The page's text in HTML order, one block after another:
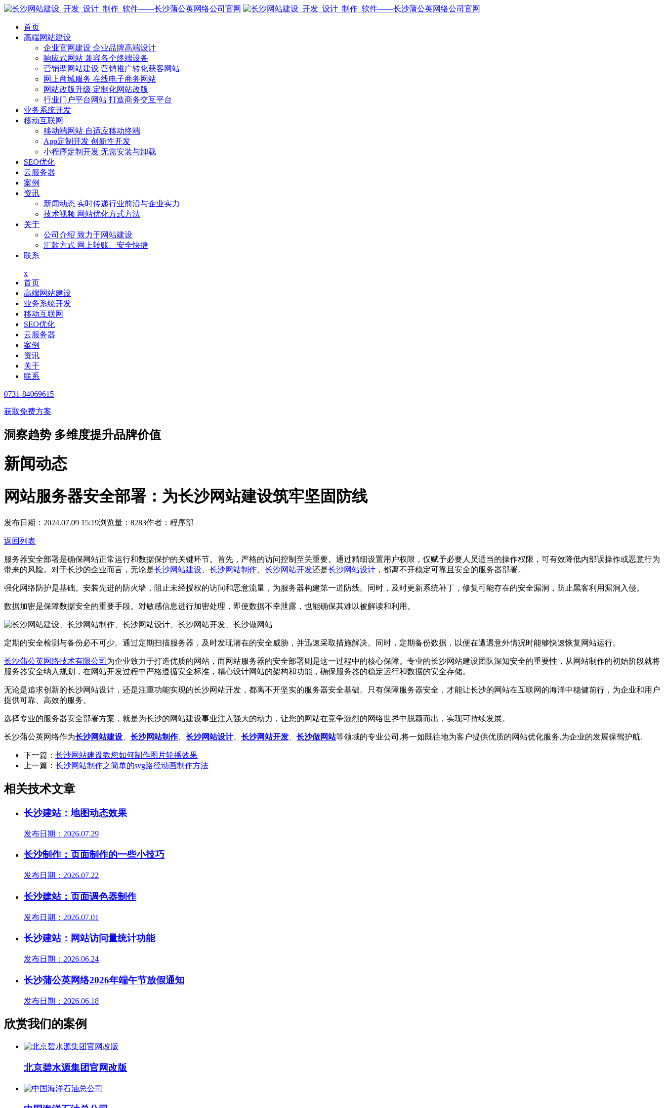
首页
高端网站建设
企业官网建设 企业品牌高端设计
响应式网站 兼容各个终端设备
营销型网站建设 营销推广转化获客网站
网上商城服务 在线电子商务网站
网站改版升级 定制化网站改版
行业门户平台网站 打造商务交互平台
业务系统开发
移动互联网
移动端网站 自适应移动终端
App定制开发 创新性开发
小程序定制开发 无需安装与卸载
SEO优化
云服务器
案例
资讯
新闻动态 实时传递行业前沿与企业实力
技术视频 网站优化方式方法
关于
公司介绍 致力于网站建设
汇款方式 网上转账、安全快捷
联系
x
首页
高端网站建设
业务系统开发
移动互联网
SEO优化
云服务器
案例
资讯
关于
联系
0731-84069615
获取免费方案
洞察趋势 多维度提升品牌价值
新闻动态
网站服务器安全部署：为长沙网站建设筑牢坚固防线
发布日期：2024.07.09 15:19浏览量：8283作者：程序部
返回列表
服务器安全部署是确保网站正常运行和数据保护的关键环节。首先，严格的访问控制至关重要。通过精细设置用户权限，仅赋予必要人员适当的操作权限，可有效降低内部误操作或恶意行为
带来的风险。对于长沙的企业而言，无论是长沙网站建设 长沙网站制作 长沙网站开发还是长沙网站设计 ，都离不开稳定可靠且安全的服务器部署。
强化网络防护是基础。安装先进的防火墙，阻止未经授权的访问和恶意流量，为服务器构建第一道防线。同时，及时更新系统补丁，修复可能存在的安全漏洞，防止黑客利用漏洞入侵。
数据加密是保障数据安全的重要手段。对敏感信息进行加密处理，即使数据不幸泄露，也能确保其难以被解读和利用。
定期的安全检测与备份必不可少。通过定期扫描服务器，及时发现潜在的安全威胁，并迅速采取措施解决。同时，定期备份数据，以便在遭遇意外情况时能够快速恢复网站运行。
长沙蒲公英网络技术有限公司 为企业致力于打造优质的网站，而网站服务器的安全部署则是这一过程中的核心保障。专业的长沙网站建设团队深知安全的重要性，从网站制作的初始阶段就将
服务器安全纳入规划，在网站开发过程中严格遵循安全标准，精心设计网站的架构和功能，确保服务器的稳定运行和数据的安全存储。
无论是追求创新的长沙网站设计，还是注重功能实现的长沙网站开发，都离不开坚实的服务器安全基础。只有保障服务器安全，才能让长沙的网站在互联网的海洋中稳健前行，为企业和用户
提供可靠、高效的服务。
选择专业的服务器安全部署方案，就是为长沙的网站建设事业注入强大的动力，让您的网站在竞争激烈的网络世界中脱颖而出，实现可持续发展。
长沙蒲公英网络作为长沙网站建设 长沙网站制作、 长沙网站设计、 长沙网站开发 长沙做网站等领域的专业公司,将一如既往地为客户提供优质的网站优化服务,为企业的发展保驾护航.
下一篇： 长沙网站建设教您如何制作图片轮播效果
上一篇： 长沙网站制作之简单的svg路径动画制作方法
相关技术文章
长沙建站：地图动态效果
发布日期：2026.07.29
长沙制作：页面制作的一些小技巧
发布日期：2026.07.22
长沙建站：页面调色器制作
发布日期：2026.07.01
长沙建站：网站访问量统计功能
发布日期：2026.06.24
长沙蒲公英网络2026年端午节放假通知
发布日期：2026.06.18
欣赏我们的案例
北京碧水源集团官网改版